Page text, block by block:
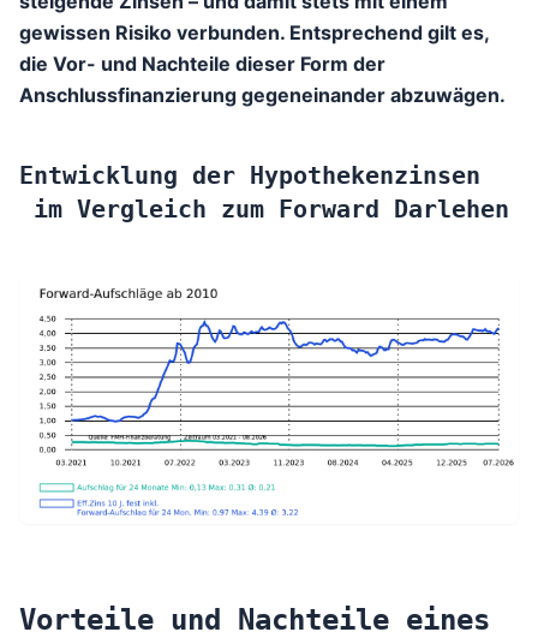
gewissen Risiko verbunden. Entsprechend gilt es,
die Vor- und Nachteile dieser Form der
Anschlussfinanzierung gegeneinander abzuwägen.
Entwicklung der Hypothekenzinsen
im Vergleich zum Forward Darlehen
Vorteile und Nachteile eines